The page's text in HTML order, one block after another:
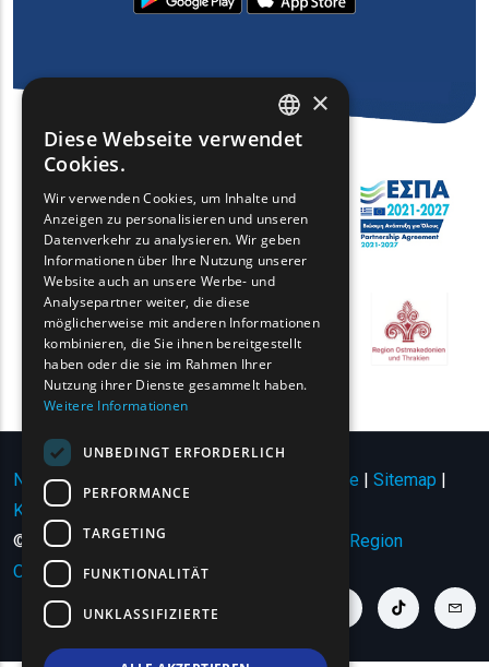
Nutzungsbedingungen | Datenschutzrichtlinie | Sitemap |
Kontakt
© Copyright 2024 - Alle Rechte vorbehalten Region
Ostmazedonien und Thrakien
youtube linkfacebook link linkedin linkinstagram link
tiktok link
ENGLISH
FRENCH
BULGARIAN
ROMANIAN
TURKISH
×
Diese Webseite verwendet
Cookies.
Wir verwenden Cookies, um Inhalte und
Anzeigen zu personalisieren und unseren
Datenverkehr zu analysieren. Wir geben
Informationen über Ihre Nutzung unserer
Website auch an unsere Werbe- und
Analysepartner weiter, die diese
möglicherweise mit anderen Informationen
kombinieren, die Sie ihnen bereitgestellt
haben oder die sie im Rahmen Ihrer
Nutzung ihrer Dienste gesammelt haben.
Weitere Informationen
UNBEDINGT ERFORDERLICH
PERFORMANCE
TARGETING
FUNKTIONALITÄT
UNKLASSIFIZIERTE